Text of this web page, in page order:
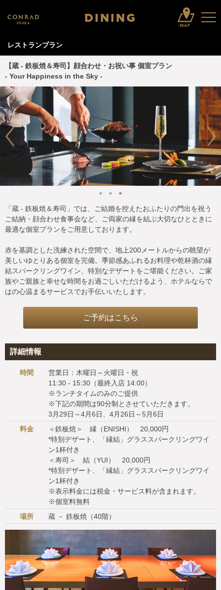
DINING
レストランプラン
【蔵 - 鉄板焼＆寿司】顔合わせ・お祝い事 個室プラン
- Your Happiness in the Sky -
「蔵 - 鉄板焼＆寿司」では、ご結婚を控えたおふたりの門出を祝う
ご結納・顔合わせ食事会など、ご両家の縁を結ぶ大切なひとときに
最適な個室プランをご用意しております。
赤を基調とした洗練された空間で、地上200メートルからの眺望が
美しいゆとりある個室を完備。季節感あふれるお料理や乾杯酒の縁
結スパークリングワイン、特別なデザートをご堪能ください。ご家
族やご親族と幸せな時間をお過ごしいただけるよう、ホテルならで
はの心温まるサービスでお手伝いいたします。
ご予約はこちら
詳細情報
時間
営業日：木曜日～火曜日・祝
11:30 - 15:30（最終入店 14:00）
※ランチタイムのみのご提供
※下記の期間は90分制とさせていただきます。
3月29日～4月6日、4月26日～5月6日
料金
＜鉄板焼＞ 縁（ENISHI） 20,000円
*特別デザート、「縁結」グラススパークリングワイ
ン1杯付き
＜寿司＞ 結（YUI） 20,000円
*特別デザート、「縁結」グラススパークリングワイ
ン1杯付き
※表示料金には税金・サービス料が含まれます。
※個室料無料
場所
蔵 － 鉄板焼（40階）